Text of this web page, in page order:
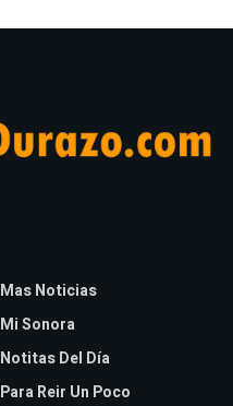
Mas Noticias
Mi Sonora
Notitas Del Día
Para Reir Un Poco